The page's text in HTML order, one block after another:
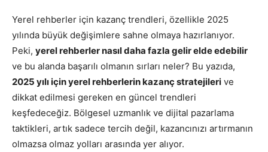
Yerel rehberler için kazanç trendleri, özellikle 2025
yılında büyük değişimlere sahne olmaya hazırlanıyor.
Peki, yerel rehberler nasıl daha fazla gelir elde edebilir
ve bu alanda başarılı olmanın sırları neler? Bu yazıda,
2025 yılı için yerel rehberlerin kazanç stratejileri ve
dikkat edilmesi gereken en güncel trendleri
keşfedeceğiz. Bölgesel uzmanlık ve dijital pazarlama
taktikleri, artık sadece tercih değil, kazancınızı artırmanın
olmazsa olmaz yolları arasında yer alıyor.